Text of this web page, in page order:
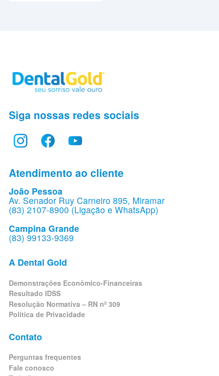
Siga nossas redes sociais
Atendimento ao cliente
João Pessoa
Av. Senador Ruy Carneiro 895, Miramar
(83) 2107-8900 (Ligação e WhatsApp)
Campina Grande
(83) 99133-9369
A Dental Gold
Demonstrações Econômico-Financeiras
Resultado IDSS
Resolução Normativa – RN nº 309
Política de Privacidade
Contato
Perguntas frequentes
Fale conosco